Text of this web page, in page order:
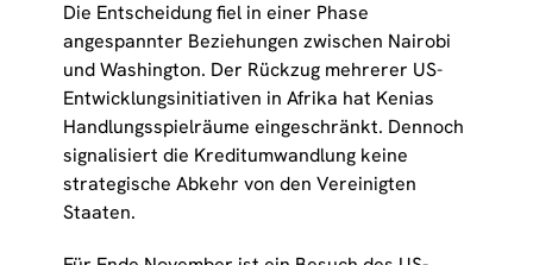
Die Entscheidung fiel in einer Phase
angespannter Beziehungen zwischen Nairobi
und Washington. Der Rückzug mehrerer US-
Entwicklungsinitiativen in Afrika hat Kenias
Handlungsspielräume eingeschränkt. Dennoch
signalisiert die Kreditumwandlung keine
strategische Abkehr von den Vereinigten
Staaten.